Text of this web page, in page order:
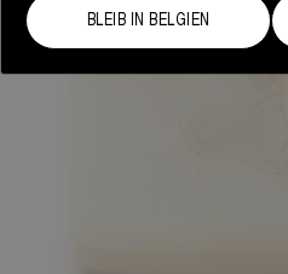
BLEIB IN BELGIEN